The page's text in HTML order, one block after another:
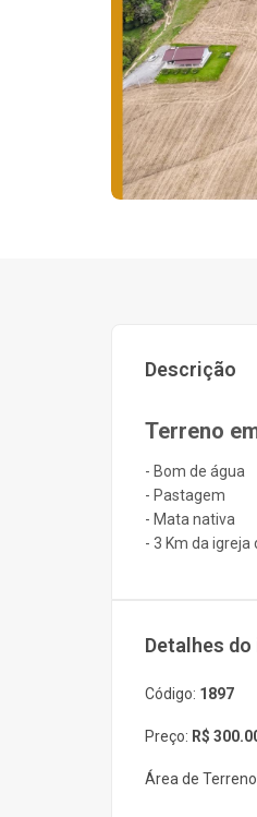
Descrição
Terreno
- Bom de água
- Pastagem
- Mata nativa
- 3 Km da igreja
Detalhes do
Código: 1897
Preço: R$
Área de